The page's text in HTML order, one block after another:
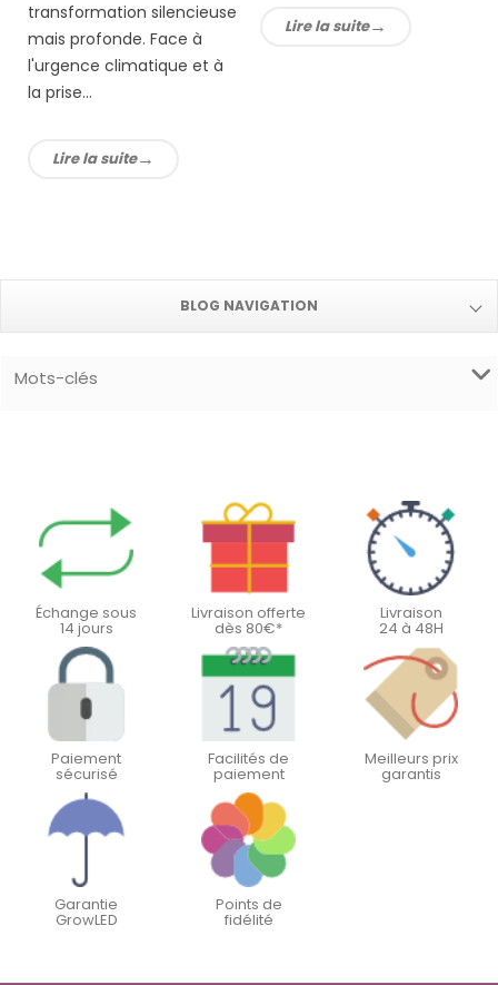
transformation silencieuse
mais profonde. Face à
l'urgence climatique et à
la prise...
Lire la suite
Lire la suite
BLOG NAVIGATION
Mots-clés
Échange sous
14 jours
Livraison offerte
dès 80€*
Livraison
24 à 48H
Paiement
sécurisé
Facilités de
paiement
Meilleurs prix
garantis
Garantie
GrowLED
Points de
fidélité